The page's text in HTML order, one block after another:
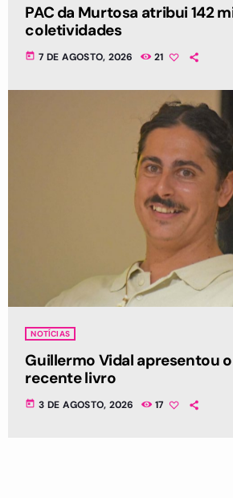
PAC da Murtosa atribui 142
coletividades
today 7 DE AGOSTO, 2026 21
NOTÍCIAS
Guillermo Vidal apresentou
recente livro
today 3 DE AGOSTO, 2026 17